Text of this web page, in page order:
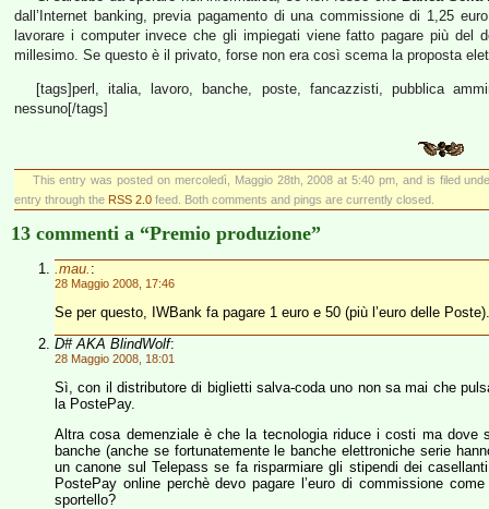
dall’Internet banking, previa pagamento di una commissione di 1,25
lavorare i computer invece che gli impiegati viene fatto pagare più
millesimo. Se questo è il privato, forse non era così scema la proposta
[tags]perl, italia, lavoro, banche, poste, fancazzisti, pubblica
nessuno[/tags]
This entry was posted on mercoledì, Maggio 28th, 2008 at 5:40 pm, and is filed
entry through the RSS 2.0 feed. Both comments and pings are currently closed.
13 commenti a “Premio produzione”
.mau. :
28 Maggio 2008, 17:46
Se per questo, IWBank fa pagare 1 euro e 50 (più l’euro delle Poste).
D# AKA BlindWolf:
28 Maggio 2008, 18:01
Sì, con il distributore di biglietti salva-coda uno non sa mai che
la PostePay.
Altra cosa demenziale è che la tecnologia riduce i costi ma
banche (anche se fortunatemente le banche elettroniche serie
un canone sul Telepass se fa risparmiare gli stipendi dei
PostePay online perchè devo pagare l’euro di commissione
sportello?